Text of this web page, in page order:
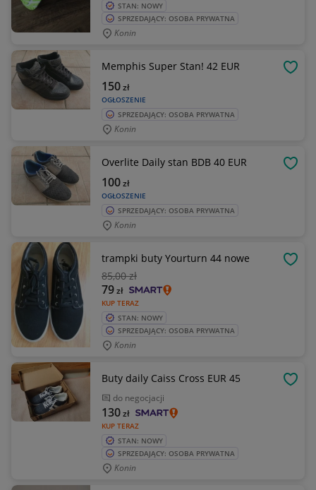
STAN: NOWY
SPRZEDAJĄCY: OSOBA PRYWATNA
Konin
Memphis Super Stan! 42 EUR
OGŁOSZENIE
150zł
SPRZEDAJĄCY: OSOBA PRYWATNA
Konin
Overlite Daily stan BDB 40 EUR
OGŁOSZENIE
100zł
SPRZEDAJĄCY: OSOBA PRYWATNA
Konin
trampki buty Yourturn 44 nowe
85,00 zł
KUP TERAZ
79zł
STAN: NOWY
SPRZEDAJĄCY: OSOBA PRYWATNA
Konin
Buty daily Caiss Cross EUR 45
do negocjacji
KUP TERAZ
130zł
STAN: NOWY
SPRZEDAJĄCY: OSOBA PRYWATNA
Konin